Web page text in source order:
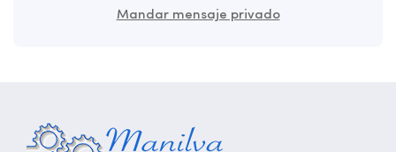
Mandar mensaje privado